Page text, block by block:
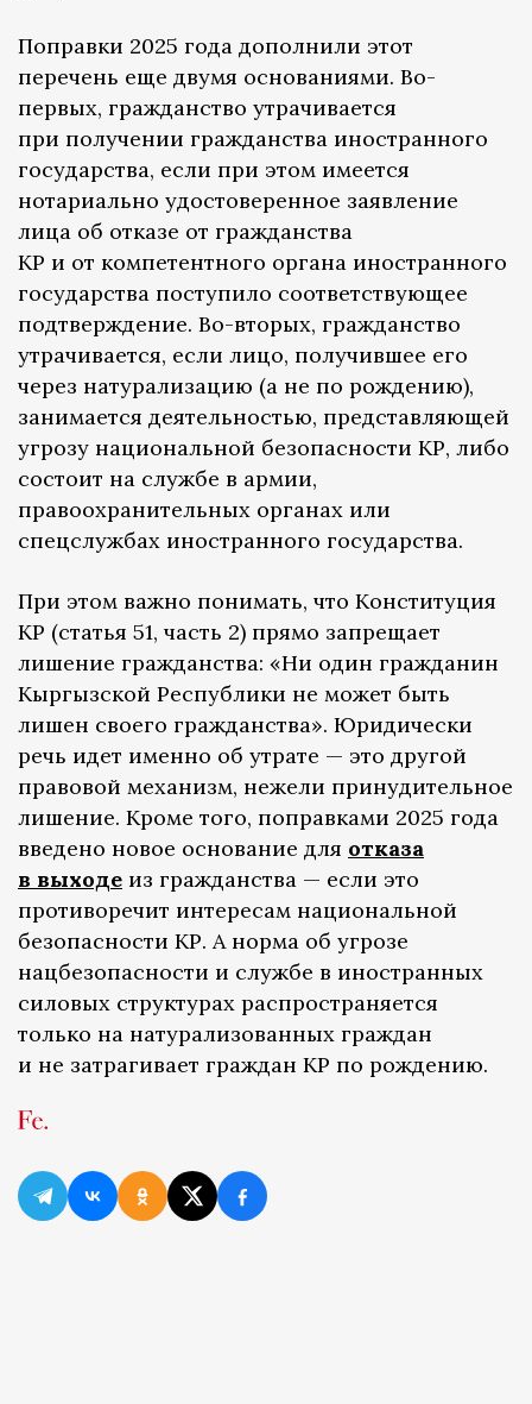
Поправки 2025 года дополнили этот
перечень еще двумя основаниями. Во-
первых, гражданство утрачивается
при получении гражданства иностранного
государства, если при этом имеется
нотариально удостоверенное заявление
лица об отказе от гражданства
КР и от компетентного органа иностранного
государства поступило соответствующее
подтверждение. Во-вторых, гражданство
утрачивается, если лицо, получившее его
через натурализацию (а не по рождению),
занимается деятельностью, представляющей
угрозу национальной безопасности КР, либо
состоит на службе в армии,
правоохранительных органах или
спецслужбах иностранного государства.
При этом важно понимать, что Конституция
КР (статья 51, часть 2) прямо запрещает
лишение гражданства: «Ни один гражданин
Кыргызской Республики не может быть
лишен своего гражданства». Юридически
речь идет именно об утрате — это другой
правовой механизм, нежели принудительное
лишение. Кроме того, поправками 2025 года
введено новое основание для отказа
в выходе из гражданства — если это
противоречит интересам национальной
безопасности КР. А норма об угрозе
нацбезопасности и службе в иностранных
силовых структурах распространяется
только на натурализованных граждан
и не затрагивает граждан КР по рождению.